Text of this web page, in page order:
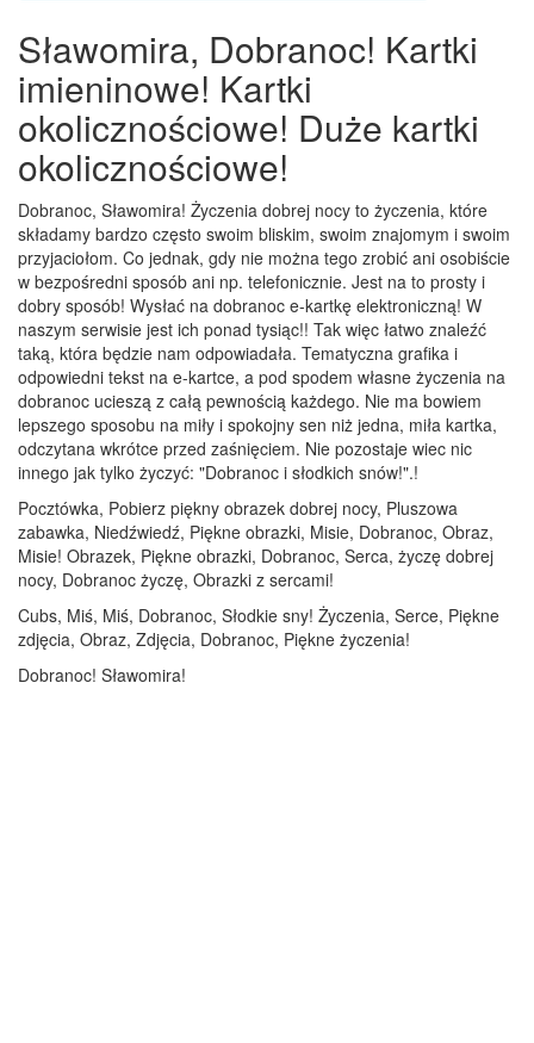
Sławomira, Dobranoc! Kartki
imieninowe! Kartki
okolicznościowe! Duże kartki
okolicznościowe!
Dobranoc, Sławomira! Życzenia dobrej nocy to życzenia, które
składamy bardzo często swoim bliskim, swoim znajomym i swoim
przyjaciołom. Co jednak, gdy nie można tego zrobić ani osobiście
w bezpośredni sposób ani np. telefonicznie. Jest na to prosty i
dobry sposób! Wysłać na dobranoc e-kartkę elektroniczną! W
naszym serwisie jest ich ponad tysiąc!! Tak więc łatwo znaleźć
taką, która będzie nam odpowiadała. Tematyczna grafika i
odpowiedni tekst na e-kartce, a pod spodem własne życzenia na
dobranoc ucieszą z całą pewnością każdego. Nie ma bowiem
lepszego sposobu na miły i spokojny sen niż jedna, miła kartka,
odczytana wkrótce przed zaśnięciem. Nie pozostaje wiec nic
innego jak tylko życzyć: "Dobranoc i słodkich snów!".!
Pocztówka, Pobierz piękny obrazek dobrej nocy, Pluszowa
zabawka, Niedźwiedź, Piękne obrazki, Misie, Dobranoc, Obraz,
Misie! Obrazek, Piękne obrazki, Dobranoc, Serca, życzę dobrej
nocy, Dobranoc życzę, Obrazki z sercami!
Cubs, Miś, Miś, Dobranoc, Słodkie sny! Życzenia, Serce, Piękne
zdjęcia, Obraz, Zdjęcia, Dobranoc, Piękne życzenia!
Dobranoc! Sławomira!